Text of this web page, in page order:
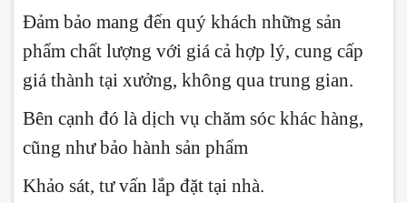
Đảm bảo mang đến quý khách những sản
phẩm chất lượng với giá cả hợp lý, cung cấp
giá thành tại xưởng, không qua trung gian.
Bên cạnh đó là dịch vụ chăm sóc khác hàng,
cũng như bảo hành sản phẩm
Khảo sát, tư vấn lắp đặt tại nhà.